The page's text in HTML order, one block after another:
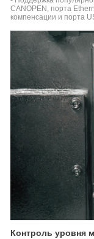
CANOPEN, порта
компенсации и порта
Контроль уровня